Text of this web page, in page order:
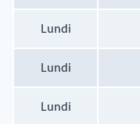
Lundi
Lundi
Lundi